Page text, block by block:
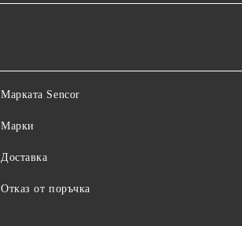
Maрката Sencor
Марки
Доставка
Отказ от поръчка